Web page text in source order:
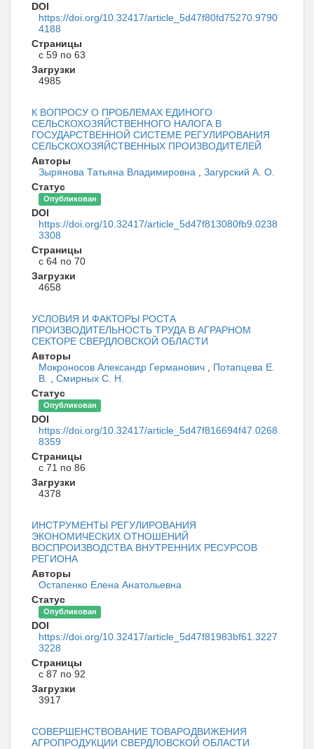
DOI
https://doi.org/10.32417/article_5d47f80fd75270.9790
4188
Страницы
с 59 по 63
Загрузки
4985
К ВОПРОСУ О ПРОБЛЕМАХ ЕДИНОГО
СЕЛЬСКОХОЗЯЙСТВЕННОГО НАЛОГА В
ГОСУДАРСТВЕННОЙ СИСТЕМЕ РЕГУЛИРОВАНИЯ
СЕЛЬСКОХОЗЯЙСТВЕННЫХ ПРОИЗВОДИТЕЛЕЙ
Авторы
Зырянова Татьяна Владимировна , Загурский А. О.
Статус
Опубликован
DOI
https://doi.org/10.32417/article_5d47f813080fb9.0238
3308
Страницы
с 64 по 70
Загрузки
4658
УСЛОВИЯ И ФАКТОРЫ РОСТА
ПРОИЗВОДИТЕЛЬНОСТЬ ТРУДА В АГРАРНОМ
СЕКТОРЕ СВЕРДЛОВСКОЙ ОБЛАСТИ
Авторы
Мокроносов Александр Германович , Потапцева Е.
В. , Смирных С. Н.
Статус
Опубликован
DOI
https://doi.org/10.32417/article_5d47f816694f47.0268
8359
Страницы
с 71 по 86
Загрузки
4378
ИНСТРУМЕНТЫ РЕГУЛИРОВАНИЯ
ЭКОНОМИЧЕСКИХ ОТНОШЕНИЙ
ВОСПРОИЗВОДСТВА ВНУТРЕННИХ РЕСУРСОВ
РЕГИОНА
Авторы
Остапенко Елена Анатольевна
Статус
Опубликован
DOI
https://doi.org/10.32417/article_5d47f81983bf61.3227
3228
Страницы
с 87 по 92
Загрузки
3917
СОВЕРШЕНСТВОВАНИЕ ТОВАРОДВИЖЕНИЯ
АГРОПРОДУКЦИИ СВЕРДЛОВСКОЙ ОБЛАСТИ